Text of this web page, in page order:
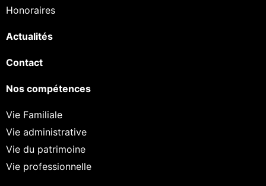
Honoraires
Actualités
Contact
Nos compétences
Vie Familiale
Vie administrative
Vie du patrimoine
Vie professionnelle